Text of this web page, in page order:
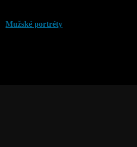
Mužské portréty